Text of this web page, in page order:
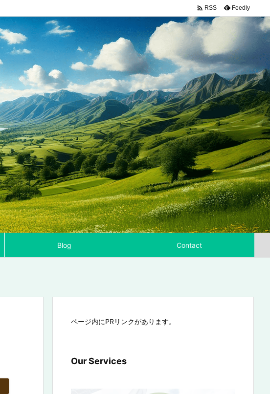
Blog Contact
 RSS Feedly
ページ内にPRリンクがあります。
Our Services